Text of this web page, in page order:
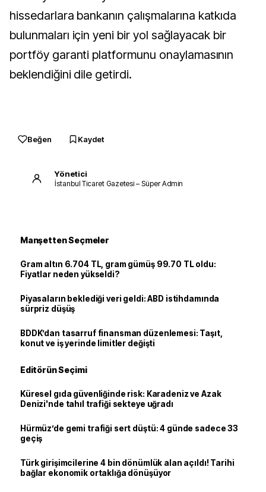
hissedarlara bankanın çalışmalarına katkıda
bulunmaları için yeni bir yol sağlayacak bir
portföy garanti platformunu onaylamasının
beklendiğini dile getirdi.
Beğen Kaydet
Yönetici
İstanbul Ticaret Gazetesi – Süper Admin
Manşetten Seçmeler
Gram altın 6.704 TL, gram gümüş 99.70 TL oldu:
Fiyatlar neden yükseldi?
Piyasaların beklediği veri geldi: ABD istihdamında
sürpriz düşüş
BDDK’dan tasarruf finansman düzenlemesi: Taşıt,
konut ve iş yerinde limitler değişti
Editörün Seçimi
Küresel gıda güvenliğinde risk: Karadeniz ve Azak
Denizi'nde tahıl trafiği sekteye uğradı
Hürmüz’de gemi trafiği sert düştü: 4 günde sadece 33
geçiş
Türk girişimcilerine 4 bin dönümlük alan açıldı! Tarihi
bağlar ekonomik ortaklığa dönüşüyor